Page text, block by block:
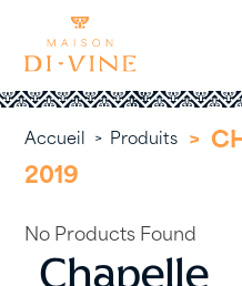
content
Accueil > Produits >
2019
No Products Found